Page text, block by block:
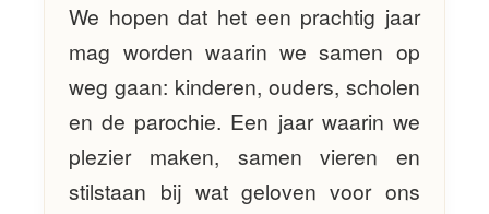
We hopen dat het een prachtig jaar
mag worden waarin we samen op
weg gaan: kinderen, ouders, scholen
en de parochie. Een jaar waarin we
plezier maken, samen vieren en
stilstaan bij wat geloven voor ons